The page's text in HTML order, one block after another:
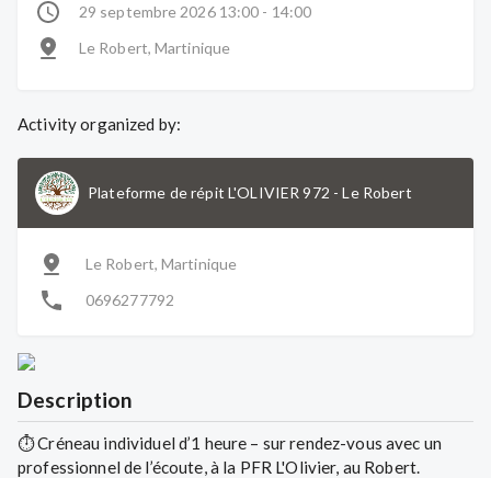
Description
⏱ Créneau individuel d’1 heure – sur rendez-vous avec un
professionnel de l’écoute, à la PFR L'Olivier, au Robert.
29 septembre 2026 13:00 - 14:00
Le Robert, Martinique
Activity organized by:
Plateforme de répit L'OLIVIER 972 -Le Robert
Le Robert, Martinique
0696277792